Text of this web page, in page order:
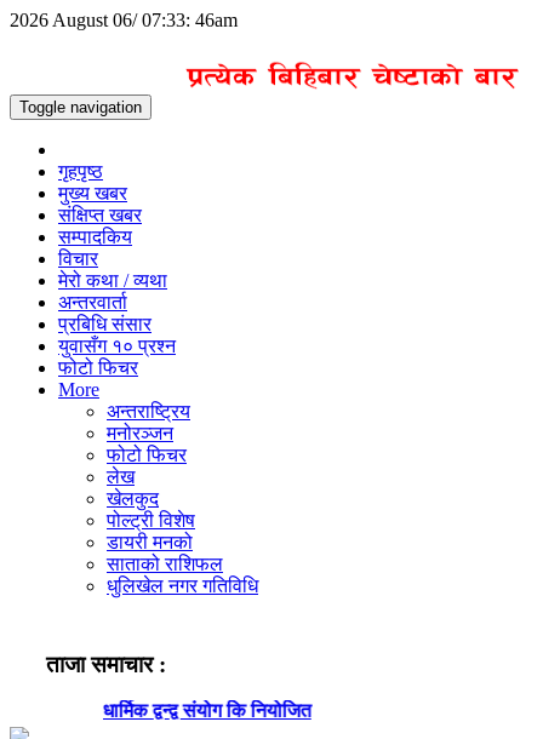
2026 August 06/ 07:33: 46am
Toggle navigation
गृहपृष्ठ
मुख्य खबर
संक्षिप्त खबर
सम्पादकिय
विचार
मेरो कथा / व्यथा
अन्तरवार्ता
प्रबिधि संसार
युवासँग १० प्रश्न
फोटो फिचर
More
अन्तराष्ट्रिय
मनोरञ्जन
फोटो फिचर
लेख
खेलकुद
पोल्ट्री विशेष
डायरी मनको
साताको राशिफल
धुलिखेल नगर गतिविधि
ताजा समाचार :
धार्मिक द्वन्द्व संयोग कि नियोजित